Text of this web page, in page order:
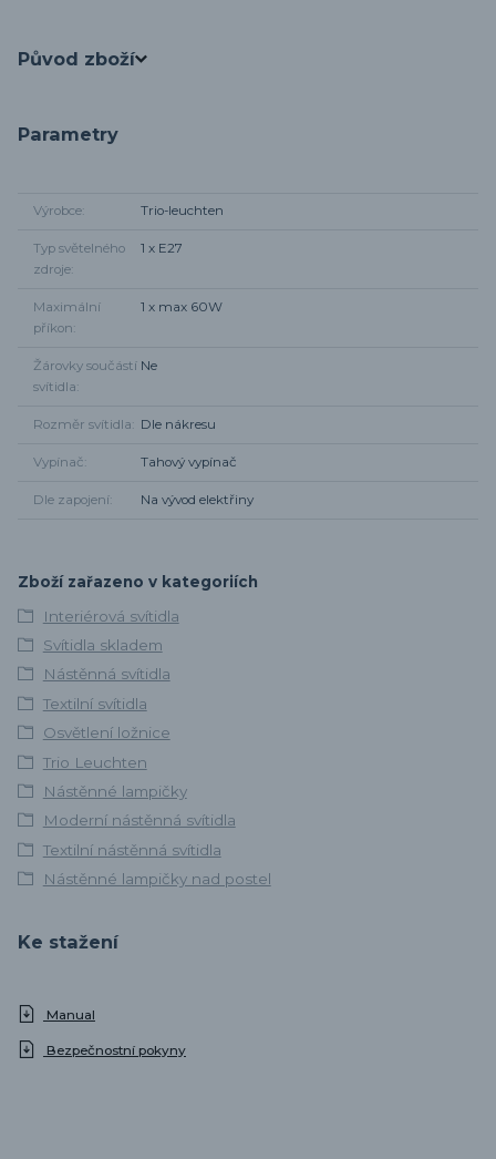
Původ zboží
Parametry
Výrobce Trio-leuchten
Typ světelného
zdroje
1 x E27
Maximální
příkon
1 x max 60W
Žárovky součástí
svítidla
Ne
Rozměr svítidla Dle nákresu
Vypínač Tahový vypínač
Dle zapojení Na vývod elektřiny
Zboží zařazeno v kategoriích
Interiérová svítidla
Svítidla skladem
Nástěnná svítidla
Textilní svítidla
Osvětlení ložnice
Trio Leuchten
Nástěnné lampičky
Moderní nástěnná svítidla
Textilní nástěnná svítidla
Nástěnné lampičky nad postel
Ke stažení
Manual
Bezpečnostní pokyny